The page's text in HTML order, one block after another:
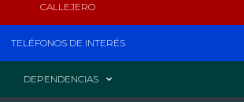
CALLEJERO
TELÉFONOS DE INTERÉS
DEPENDENCIAS